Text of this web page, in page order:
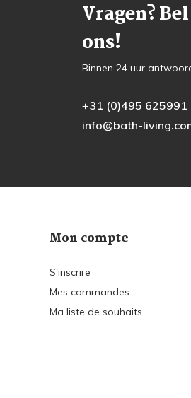
Vragen?
ons!
Binnen 24 uur
+31 (0)495 625991
info@bath-
Mon compte
S'inscrire
Mes commandes
Ma liste de souhaits